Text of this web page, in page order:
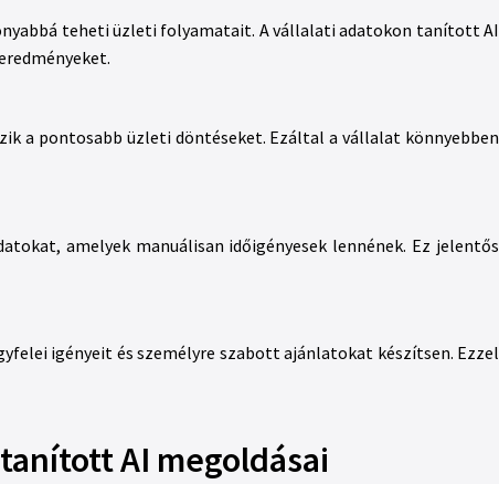
teheti üzleti folyamatait. A vállalati adatokon tanított AI
a pontosabb üzleti döntéseket. Ezáltal a vállalat könnyebben
amelyek manuálisan időigényesek lennének. Ez jelentős
igényeit és személyre szabott ajánlatokat készítsen. Ezzel
AI megoldásai